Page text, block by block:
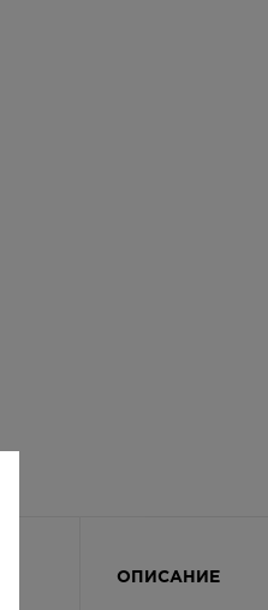
ОПИСАНИЕ